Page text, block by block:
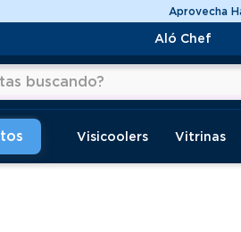
Despacho
Aló Chef
Visicoolers Vitrinas